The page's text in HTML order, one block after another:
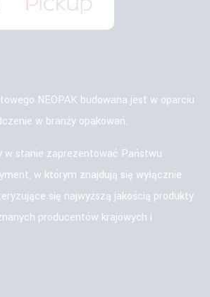
NEOPAK budowana jest w oparciu
w branży opakowań.
w stanie zaprezentować Państwu
w którym znajdują się wyłącznie
się najwyższą jakością produkty
producentów krajowych i